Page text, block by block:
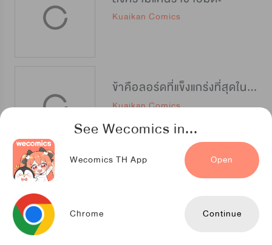
See Wecomics in...
Wecomics TH App Open
Chrome Continue
Kuaikan Comics
ข้าคือลอร์ดที่แข็งแกร่งที่สุดในปฐพี
Kuaikan Comics
ลุงเกรียน เซียนเทวะ